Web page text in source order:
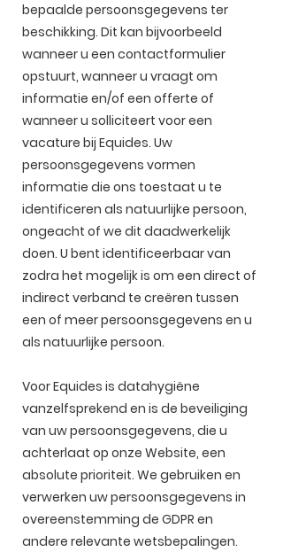
bepaalde persoonsgegevens ter
beschikking. Dit kan bijvoorbeeld
wanneer u een contactformulier
opstuurt, wanneer u vraagt om
informatie en/of een offerte of
wanneer u solliciteert voor een
vacature bij Equides. Uw
persoonsgegevens vormen
informatie die ons toestaat u te
identificeren als natuurlijke persoon,
ongeacht of we dit daadwerkelijk
doen. U bent identificeerbaar van
zodra het mogelijk is om een direct of
indirect verband te creëren tussen
een of meer persoonsgegevens en u
als natuurlijke persoon.
Voor Equides is datahygiëne
vanzelfsprekend en is de beveiliging
van uw persoonsgegevens, die u
achterlaat op onze Website, een
absolute prioriteit. We gebruiken en
verwerken uw persoonsgegevens in
overeenstemming de GDPR en
andere relevante wetsbepalingen.